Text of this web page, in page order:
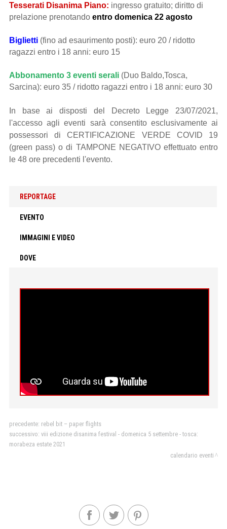
Tesserati Disanima Piano: ingresso gratuito; diritto di
prelazione prenotando entro domenica 22 agosto
Biglietti (fino ad esaurimento posti): euro 20 / ridotto
ragazzi entro i 18 anni: euro 15
Abbonamento 3 eventi serali (Duo Baldo,Tosca,
Sarcina): euro 35 / ridotto ragazzi entro i 18 anni: euro 30
In base ai disposti del Decreto Legge 23/07/2021,
l'accesso agli eventi sarà consentito esclusivamente ai
possessori di CERTIFICAZIONE VERDE COVID 19
(green pass) o di TAMPONE NEGATIVO effettuato entro
le 48 ore precedenti l'evento.
REPORTAGE
EVENTO
IMMAGINI E VIDEO
DOVE
precedente: rebel bit – paper flights
successivo: viii edizione disanima festival - domenica 5 settembre - tosca:
morabeza estate 2021
calendario eventi